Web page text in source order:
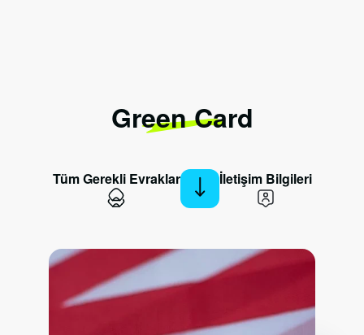
Green Card
Tüm Gerekli Evraklar İletişim Bilgileri